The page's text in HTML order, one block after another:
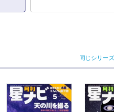
同じシリー